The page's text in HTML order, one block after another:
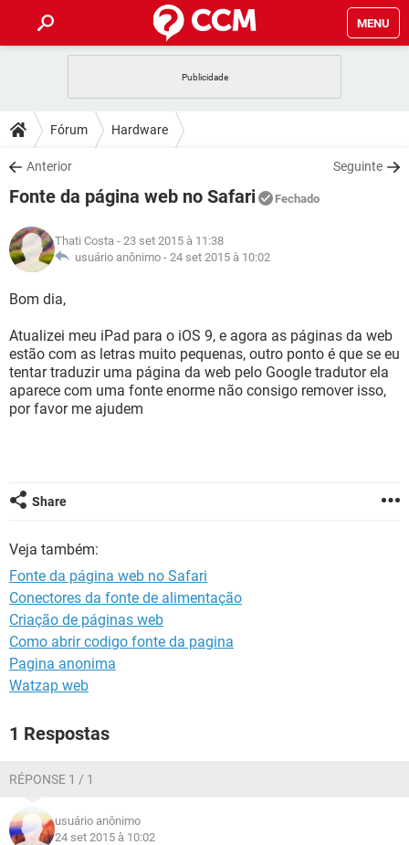
MENU
CELULAR
OUTLOOK
INSTAGRAM GMAIL
GUIA DE COMPRAS
DICAS
JOGOS
INSTAGRAM GMAIL
GUIA DE COMPRAS
DOWNLOADS
JOGOS WHATSAPP
CELULAR
OUTLOOK EXCEL
INSTAGRAM
JOGOS WHATSAPP
CELULAR
OUTLOOK
INSTAGRAM GMAIL
GUIA DE COMPRAS
GLOSSÁRIO
JOGOS
OUTLOOK EXCEL
GMAIL
GUIA DE COMPRAS
Fórum Hardware
Anterior Seguinte
Fonte da página web no Safari Fechado
Thati Costa - 23 set 2015 à 11:38
usuário anônimo - 24 set 2015 à 10:02
Bom dia,
Atualizei meu iPad para o iOS 9, e agora as páginas da web
estão com as letras muito pequenas, outro ponto é que se eu
tentar traduzir uma página da web pelo Google tradutor ela
aparece com uma fonte enorme não consigo remover isso,
por favor me ajudem
Share
Veja também:
Fonte da página web no Safari
Conectores da fonte de alimentação
Criação de páginas web
Como abrir codigo fonte da pagina
Pagina anonima
Watzap web
1 Respostas
RÉPONSE 1 / 1
usuário anônimo
24 set 2015 à 10:02